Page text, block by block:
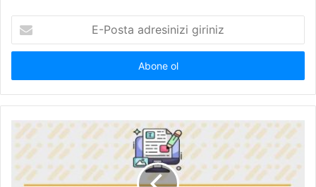
Posta
adresinizi